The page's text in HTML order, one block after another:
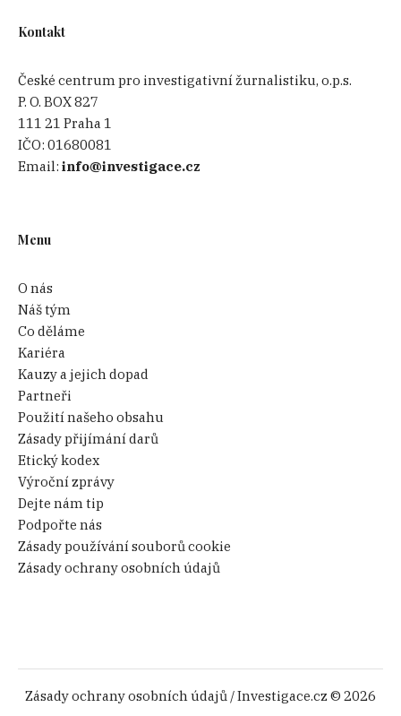
Kontakt
České centrum pro investigativní žurnalistiku, o.p.s.
P. O. BOX 827
111 21 Praha 1
IČO:01680081
Email:info@investigace.cz
Menu
O nás
Náš tým
Co děláme
Kariéra
Kauzy a jejich dopad
Partneři
Použití našeho obsahu
Zásady přijímání darů
Etický kodex
Výroční zprávy
Dejte nám tip
Podpořte nás
Zásady používání souborů cookie
Zásady ochrany osobních údajů
Zásady ochrany osobních údajů / Investigace.cz © 2026